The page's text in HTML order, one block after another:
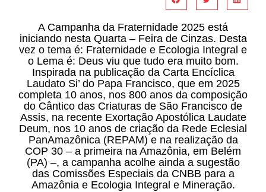
A Campanha da Fraternidade 2025 está
iniciando nesta Quarta – Feira de Cinzas. Desta
vez o tema é: Fraternidade e Ecologia Integral e
o Lema é: Deus viu que tudo era muito bom.
Inspirada na publicação da Carta Encíclica
Laudato Si’ do Papa Francisco, que em 2025
completa 10 anos, nos 800 anos da composição
do Cântico das Criaturas de São Francisco de
Assis, na recente Exortação Apostólica Laudate
Deum, nos 10 anos de criação da Rede Eclesial
PanAmazônica (REPAM) e na realização da
COP 30 – a primeira na Amazônia, em Belém
(PA) –, a campanha acolhe ainda a sugestão
das Comissões Especiais da CNBB para a
Amazônia e Ecologia Integral e Mineração.